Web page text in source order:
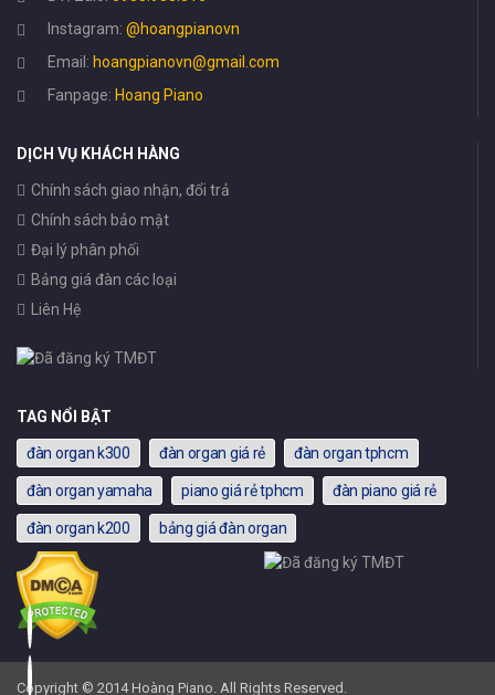
Instagram: @hoangpianovn
Email: hoangpianovn@gmail.com
Fanpage: Hoang Piano
DỊCH VỤ KHÁCH HÀNG
Chính sách giao nhận, đổi trả
Chính sách bảo mật
Đại lý phân phối
Bảng giá đàn các loại
Liên Hệ
TAG NỔI BẬT
đàn organ k300 đàn organ giá rẻ đàn organ tphcm
đàn organ yamaha piano giá rẻ tphcm đàn piano giá rẻ
đàn organ k200 bảng giá đàn organ
Copyright © 2014 Hoàng Piano. All Rights Reserved.